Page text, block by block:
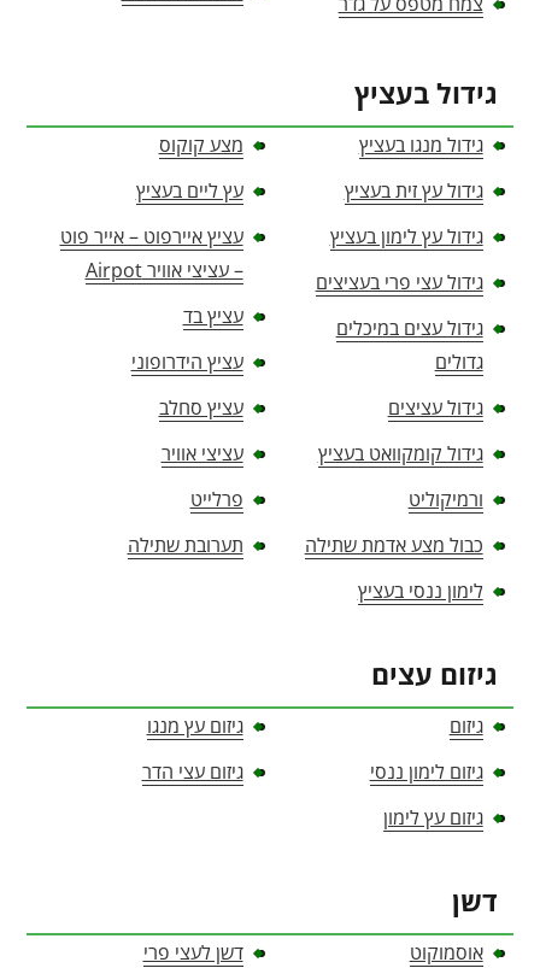
גידול בעציץ
גידול מנגו בעציץ
גידול עץ זית בעציץ
גידול עץ לימון בעציץ
גידול עצי פרי בעציצים
גידול עצים במיכלים
גדולים
גידול עציצים
גידול קומקוואט בעציץ
ורמיקוליט
כבול מצע אדמת שתילה
לימון ננסי בעציץ
מצע קוקוס
עץ ליים בעציץ
עציץ איירפוט – אייר פוט
– עציצי אוויר Airpot
עציץ בד
עציץ הידרופוני
עציץ סחלב
עציצי אוויר
פרלייט
תערובת שתילה
גיזום עצים
גיזום
גיזום לימון ננסי
גיזום עץ לימון
גיזום עץ מנגו
גיזום עצי הדר
דשן
אוסמוקוט
דשן לעצי פרי